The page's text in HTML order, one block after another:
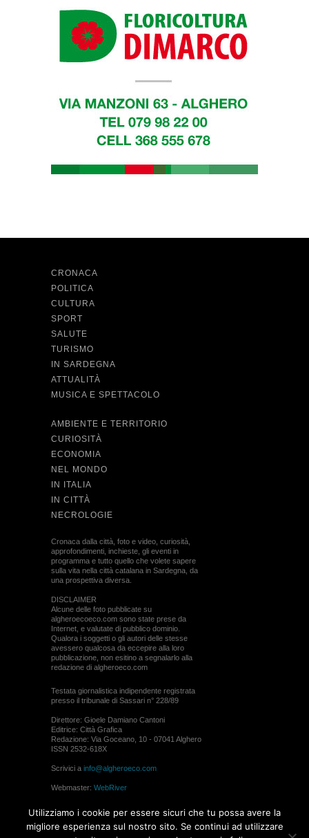
CRONACA
POLITICA
CULTURA
SPORT
SALUTE
TURISMO
IN SARDEGNA
ATTUALITÀ
MUSICA E SPETTACOLO
AMBIENTE E TERRITORIO
CURIOSITÀ
ECONOMIA
NEL MONDO
IN ITALIA
IN CITTÀ
NECROLOGIE
Cronaca dalla città, foto e video, curiosità,
approfondimenti, inchieste, gli eventi in
programma e tutto quello che volete sapere
sulla vita nella città catalana in Sardegna, da
una prospettiva diversa.
DISCLAIMER
Alcune delle foto pubblicate su
algheroecoeco.com sono state prese da
Internet, e valutate di pubblico dominio.
Qualora i soggetti o gli autori delle stesse
avessero qualcosa da eccepire alla loro
pubblicazione, non esitino a segnalarlo alla
redazione di algheroeco.com
Testata giornalistica indipendente registrata
presso il tribunale di Sassari n° 228/89
Direttore: Gioele Damiano Cantoni
Editrice: Città Grafica
Redazione: Via Goceano, 10 - 07041 Alghero
ISSN 2532-618X
Scrivici a info@algheroeco.com
Webmaster: WebRiver
permesso di algheroeco.com
Utilizziamo i cookie per essere sicuri che tu possa avere la
migliore esperienza sul nostro sito. Se continui ad utilizzare